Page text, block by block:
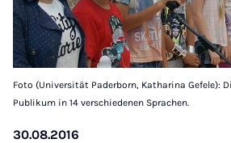
Foto (Universität Paderborn, Katharina Gefele):
Publikum in 14 verschiedenen Sprachen.
30.08.2016